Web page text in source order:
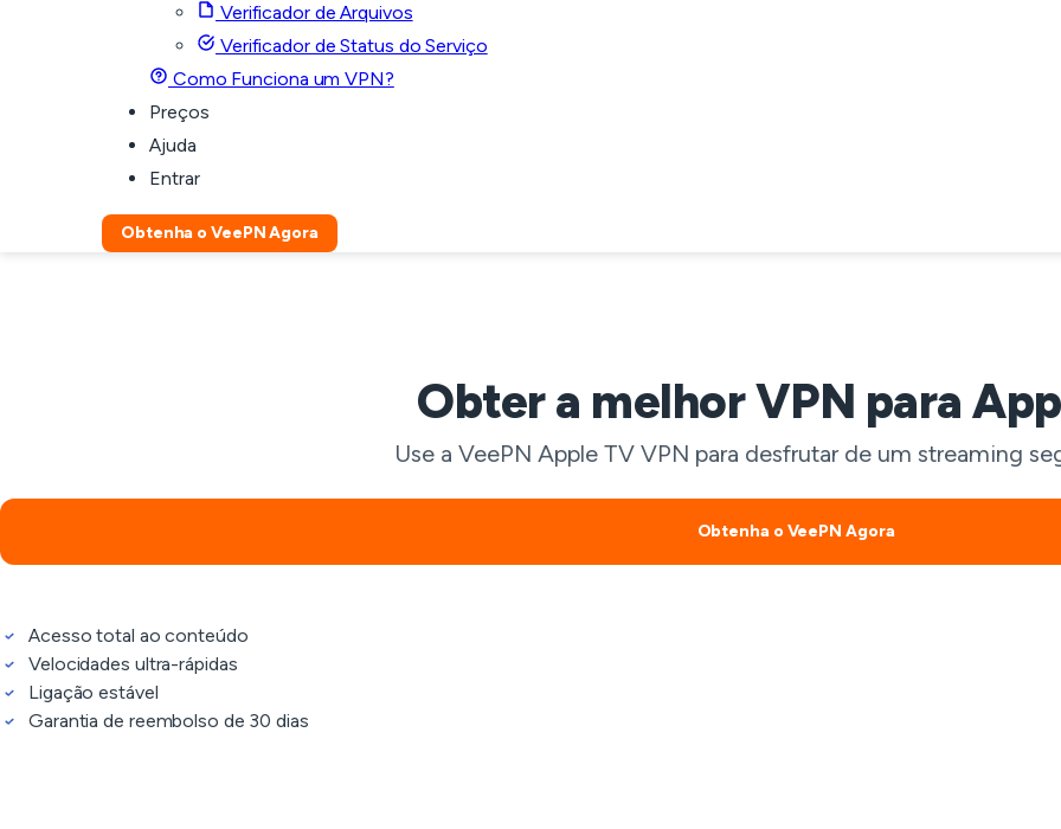
Verificador de Arquivos
Verificador de Status do Serviço
Como Funciona um VPN?
Preços
Ajuda
Entrar
Obtenha o VeePN Agora
Obter a melhor VPN para
Use a VeePN Apple TV VPN para desfrutar de um streaming
Obtenha o VeePN Agora
Acesso total ao conteúdo
Velocidades ultra-rápidas
Ligação estável
Garantia de reembolso de 30 dias